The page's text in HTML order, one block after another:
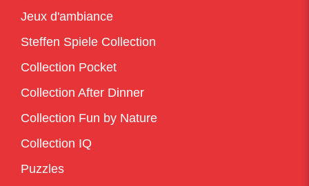
Jeux d'ambiance
Steffen Spiele Collection
Collection Pocket
Collection After Dinner
Collection Fun by Nature
Collection IQ
Puzzles